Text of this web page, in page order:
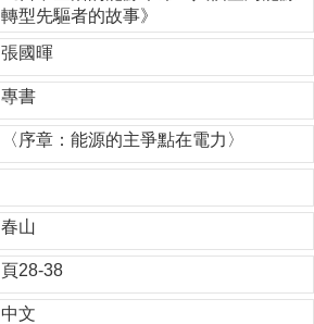
轉型先驅者的故事》
張國暉
專書
〈序章：能源的主爭點在電力〉
春山
頁28-38
中文